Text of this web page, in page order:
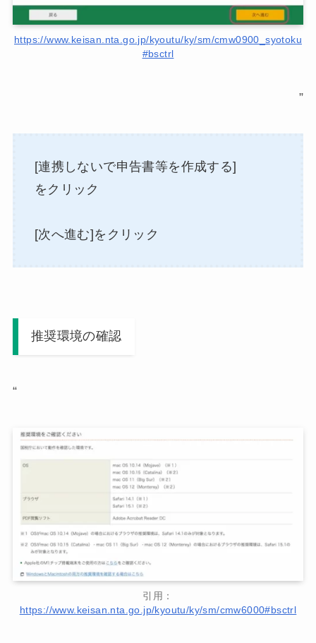
https://www.keisan.nta.go.jp/kyoutu/ky/sm/cmw0900_syotoku
#bsctrl
”
[連携しないで申告書等を作成する]
をクリック
[次へ進む]をクリック
推奨環境の確認
“
引用：
https://www.keisan.nta.go.jp/kyoutu/ky/sm/cmw6000#bsctrl